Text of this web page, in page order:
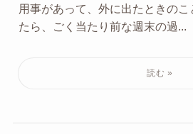
用事があって、外に出たときの
たら、ごく当たり前な週末の過...